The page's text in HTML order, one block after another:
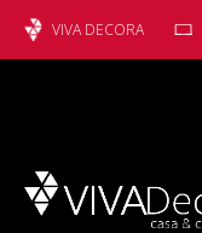
VIVA DECORA